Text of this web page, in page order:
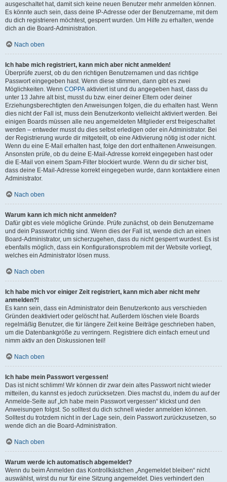
ausgeschaltet hat, damit sich keine neuen Benutzer mehr anmelden können.
Es könnte auch sein, dass deine IP-Adresse oder der Benutzername, mit dem
du dich registrieren möchtest, gesperrt wurden. Um Hilfe zu erhalten, wende
dich an die Board-Administration.
Nach oben
Ich habe mich registriert, kann mich aber nicht anmelden!
Überprüfe zuerst, ob du den richtigen Benutzernamen und das richtige
Passwort eingegeben hast. Wenn diese stimmen, dann gibt es zwei
Möglichkeiten. Wenn COPPA aktiviert ist und du angegeben hast, dass du
unter 13 Jahre alt bist, musst du bzw. einer deiner Eltern oder deiner
Erziehungsberechtigten den Anweisungen folgen, die du erhalten hast. Wenn
dies nicht der Fall ist, muss dein Benutzerkonto vielleicht aktiviert werden. Bei
einigen Boards müssen alle neu angemeldeten Mitglieder erst freigeschaltet
werden – entweder musst du dies selbst erledigen oder ein Administrator. Bei
der Registrierung wurde dir mitgeteilt, ob eine Aktivierung nötig ist oder nicht.
Wenn du eine E-Mail erhalten hast, folge den dort enthaltenen Anweisungen.
Ansonsten prüfe, ob du deine E-Mail-Adresse korrekt eingegeben hast oder
die E-Mail von einem Spam-Filter blockiert wurde. Wenn du dir sicher bist,
dass deine E-Mail-Adresse korrekt eingegeben wurde, dann kontaktiere einen
Administrator.
Nach oben
Warum kann ich mich nicht anmelden?
Dafür gibt es viele mögliche Gründe. Prüfe zunächst, ob dein Benutzername
und dein Passwort richtig sind. Wenn dies der Fall ist, wende dich an einen
Board-Administrator, um sicherzugehen, dass du nicht gesperrt wurdest. Es ist
ebenfalls möglich, dass ein Konfigurationsproblem mit der Website vorliegt,
welches ein Administrator lösen muss.
Nach oben
Ich habe mich vor einiger Zeit registriert, kann mich aber nicht mehr
anmelden?!
Es kann sein, dass ein Administrator dein Benutzerkonto aus verschieden
Gründen deaktiviert oder gelöscht hat. Außerdem löschen viele Boards
regelmäßig Benutzer, die für längere Zeit keine Beiträge geschrieben haben,
um die Datenbankgröße zu verringern. Registriere dich einfach erneut und
nimm aktiv an den Diskussionen teil!
Nach oben
Ich habe mein Passwort vergessen!
Das ist nicht schlimm! Wir können dir zwar dein altes Passwort nicht wieder
mitteilen, du kannst es jedoch zurücksetzen. Dies machst du, indem du auf der
Anmelde-Seite auf „Ich habe mein Passwort vergessen“ klickst und den
Anweisungen folgst. So solltest du dich schnell wieder anmelden können.
Solltest du trotzdem nicht in der Lage sein, dein Passwort zurückzusetzen, so
wende dich an die Board-Administration.
Nach oben
Warum werde ich automatisch abgemeldet?
Wenn du beim Anmelden das Kontrollkästchen „Angemeldet bleiben“ nicht
auswählst, wirst du nur für eine Sitzung angemeldet. Dies verhindert den